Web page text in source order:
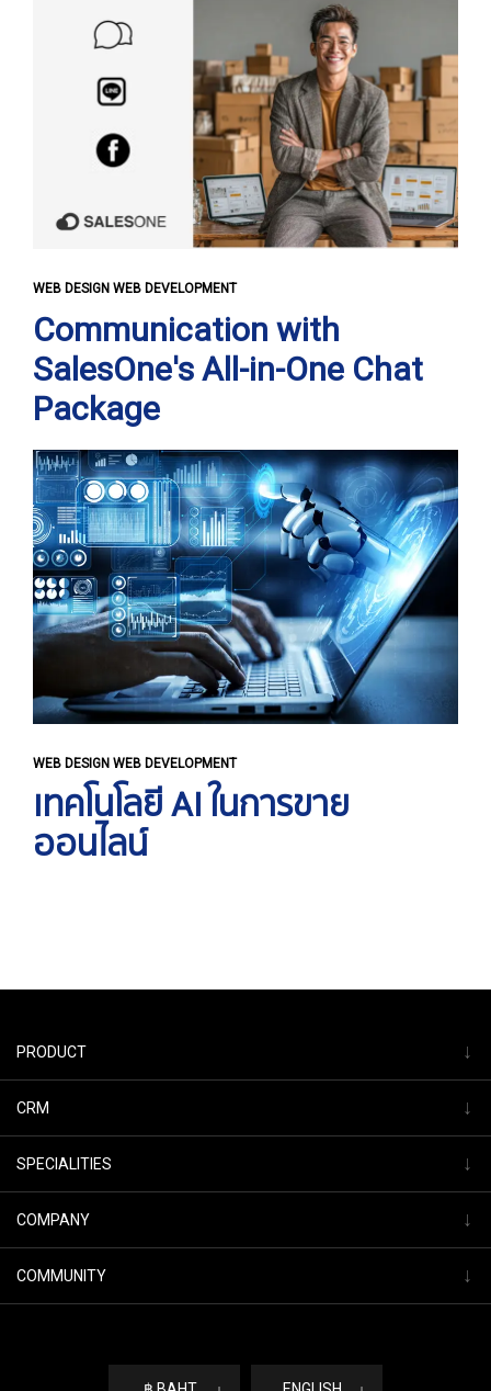
WEB DESIGN WEB DEVELOPMENT
Communication with
SalesOne's All-in-One Chat
Package
WEB DESIGN WEB DEVELOPMENT
เทคโนโลยี AI ในการขาย
ออนไลน์
PRODUCT ↓
CRM ↓
SPECIALITIES ↓
COMPANY ↓
COMMUNITY ↓